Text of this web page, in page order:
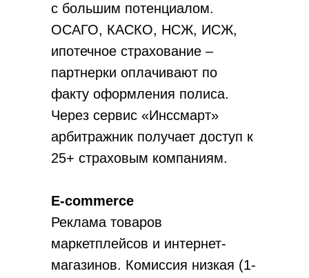
с большим потенциалом.
ОСАГО, КАСКО, НСЖ, ИСЖ,
ипотечное страхование –
партнерки оплачивают по
факту оформления полиса.
Через сервис «Инссмарт»
арбитражник получает доступ к
25+ страховым компаниям.
E-commerce
Реклама товаров
маркетплейсов и интернет-
магазинов. Комиссия низкая (1-